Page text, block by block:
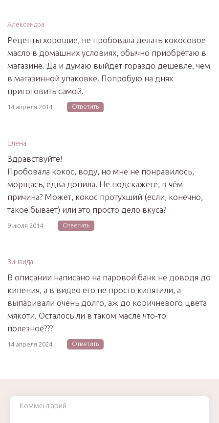
Александра
Рецепты хорошие, не пробовала делать кокосовое
масло в домашних условиях, обычно приобретаю в
магазине. Да и думаю выйдет гораздо дешевле, чем
в магазинной упаковке. Попробую на днях
приготовить самой.
14 апреля 2014 Ответить
Елена
Здравствуйте!
Пробовала кокос, воду, но мне не понравилось,
морщась, едва допила. Не подскажете, в чём
причина? Может, кокос протухший (если, конечно,
такое бывает) или это просто дело вкуса?
9 июля 2014 Ответить
Зинаида
В описании написано на паровой банк не доводя до
кипения, а в видео его не просто кипятили, а
выпаривали очень долго, аж до коричневого цвета
мякоти. Осталось ли в таком масле что-то
полезное???
14 апреля 2024 Ответить
Комментарий